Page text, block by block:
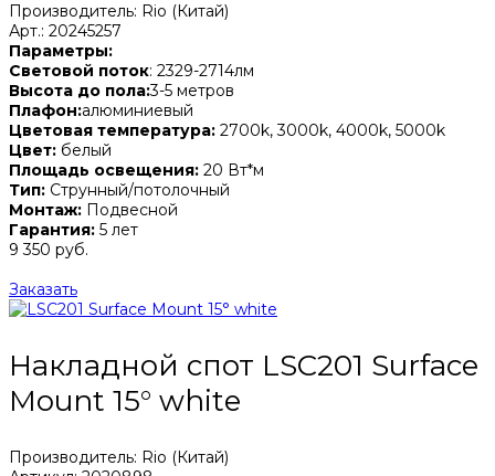
Производитель: Rio (Китай)
Арт.: 20245257
Параметры:
Световой поток: 2329-2714лм
Высота до пола:3-5 метров
Плафон:алюминиевый
Цветовая температура: 2700k, 3000k, 4000k, 5000k
Цвет: белый
Площадь освещения: 20 Вт*м
Тип: Струнный/потолочный
Монтаж: Подвесной
Гарантия: 5 лет
9 350 руб.
Заказать
Накладной спот LSC201 Surface
Mount 15° white
Производитель: Rio (Китай)